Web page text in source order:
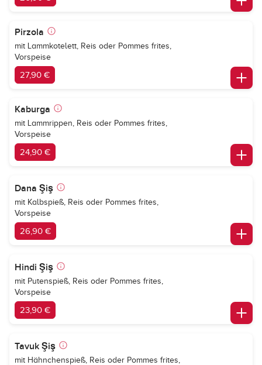
Pirzola
mit Lammkotelett, Reis oder Pommes frites,
Vorspeise
27,90 €
Kaburga
mit Lammrippen, Reis oder Pommes frites,
Vorspeise
24,90 €
Dana Şiş
mit Kalbspieß, Reis oder Pommes frites,
Vorspeise
26,90 €
Hindi Şiş
mit Putenspieß, Reis oder Pommes frites,
Vorspeise
23,90 €
Tavuk Şiş
mit Hähnchenspieß, Reis oder Pommes frites,